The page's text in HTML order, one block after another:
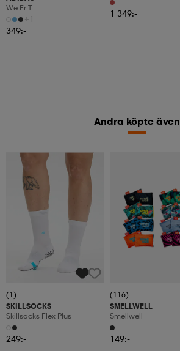
We Fr T
+1
349:-
1 349:-
Andra köpte även
(1)
SKILLSOCKS
Skillsocks Flex Plus
249:-
(116)
SMELLWELL
Smellwell
149:-